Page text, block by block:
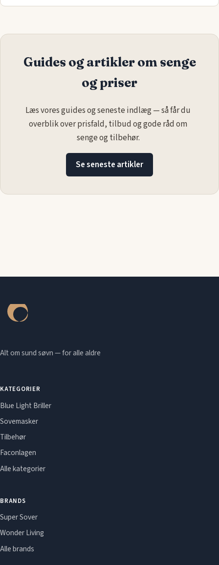
Guides og artikler om senge
og priser
Læs vores guides og seneste indlæg — så får du
overblik over prisfald, tilbud og gode råd om
senge og tilbehør.
Se seneste artikler
Alt om sund søvn — for alle aldre
KATEGORIER
Blue Light Briller
Sovemasker
Tilbehør
Faconlagen
Alle kategorier
BRANDS
Super Sover
Wonder Living
Alle brands